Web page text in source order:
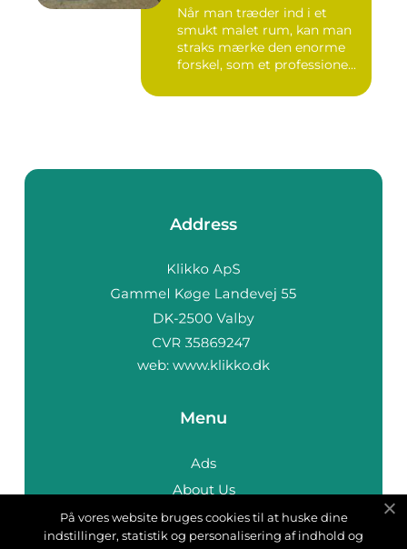
Når man træder ind i et
smukt malet rum, kan man
straks mærke den enorme
forskel, som et professione...
Address
web: www.klikko.dk
Menu
Ads
About Us
Cookies
Contact
På vores website bruges cookies til at huske dine
indstillinger, statistik og personalisering af indhold og